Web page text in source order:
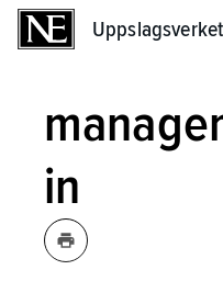
Uppslagsverket
in